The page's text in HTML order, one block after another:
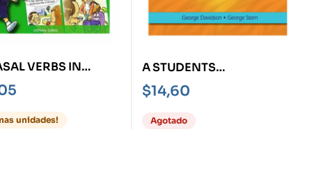
VERBS IN
THROUGH
2
unidades!
A STUDENTS
COMPANION
VOCABULARY AND
GRAMMAR
$14,60
Agotado